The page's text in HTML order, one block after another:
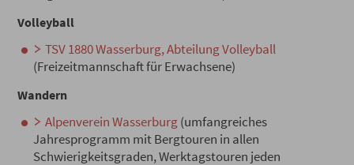
Volleyball
TSV 1880 Wasserburg, Abteilung Volleyball
(Freizeitmannschaft für Erwachsene)
Wandern
Alpenverein Wasserburg(umfangreiches
Jahresprogramm mit Bergtouren in allen
Schwierigkeitsgraden, Werktagstouren jeden